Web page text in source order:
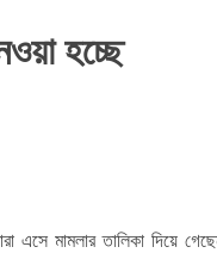
হচ্ছে
এসে মামলার তালিকা দিয়ে